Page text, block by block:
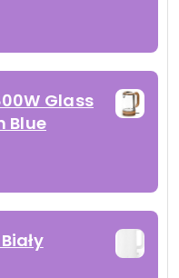
Glass
Blue